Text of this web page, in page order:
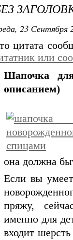
23 Сентября
цитата
или
Шапочка
описанием)
она должна
Если вы
пряжу,
именно для
входит